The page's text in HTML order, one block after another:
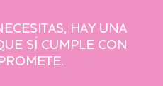
HAY UNA
SÍ CUMPLE CON